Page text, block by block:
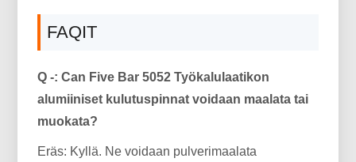
FAQIT
Q -: Can Five Bar 5052 Työkalulaatikon
alumiiniset kulutuspinnat voidaan maalata tai
muokata?
Eräs: Kyllä. Ne voidaan pulverimaalata